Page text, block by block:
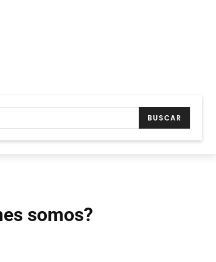
BUSCAR
somos?